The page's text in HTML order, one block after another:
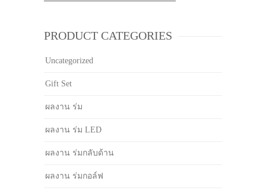
PRODUCT CATEGORIES
Uncategorized
Gift Set
ผลงาน ร่ม
ผลงาน ร่ม LED
ผลงาน ร่มกลับด้าน
ผลงาน ร่มกอล์ฟ